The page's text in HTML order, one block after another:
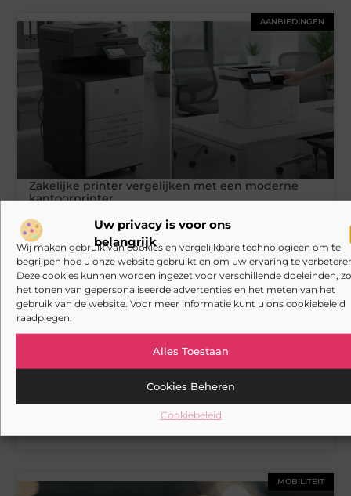
Uw privacy is voor ons
belangrijk
Wij maken gebruik van cookies en vergelijkbare technologieën om te
begrijpen hoe u onze website gebruikt en om uw ervaring te
Deze cookies kunnen worden ingezet voor verschillende doeleinden,
het tonen van gepersonaliseerde advertenties en het meten van het
gebruik van de website. Voor meer informatie kunt u ons cookiebeleid
raadplegen.
Alles Toestaan
Cookies Beheren
Cookiebeleid
AANBIEDINGEN
Zakelijke printer vergelijken met een moderne
kantoorprinter
AANBIEDINGEN
Goederenliften en autoliften die jouw logistiek
MOBILITEIT